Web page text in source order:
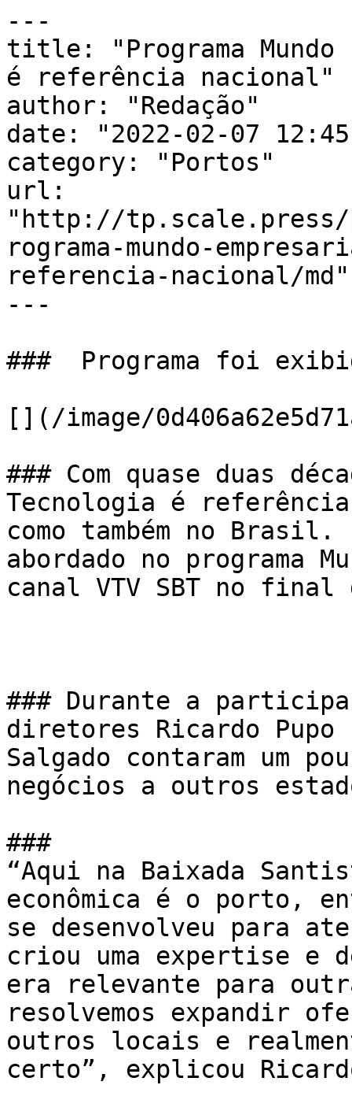
---
title: "Programa Mundo
é referência nacional"
author: "Redação"
date: "2022-02-07
category: "Portos"
url:
"http://tp.scale.press/
rograma-mundo-
referencia-nacional/md"
---
###  Programa foi
[](/image/
### Com quase duas
Tecnologia é
como também no
abordado no programa
canal VTV SBT no
### Durante a
diretores Ricardo Pupo
Salgado contaram um
negócios a outros
###
“Aqui na Baixada
econômica é o porto,
se desenvolveu para
criou uma expertise e
era relevante para
resolvemos expandir
outros locais e
certo”, explicou